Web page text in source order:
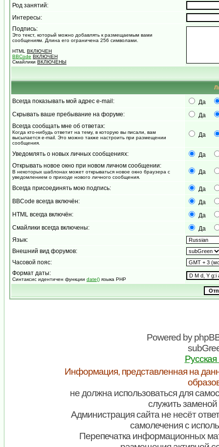
Род занятий:
Интересы:
Подпись:
Это текст, который можно добавлять к размещаемым вами
сообщениям. Длина его ограничена 256 символами.
HTML ВКЛЮЧЕН
BBCode ВКЛЮЧЕН
Смайлики ВКЛЮЧЕНЫ
Всегда показывать мой адрес e-mail:
Да
Скрывать ваше пребывание на форуме:
Да
Всегда сообщать мне об ответах:
Когда кто-нибудь ответит на тему, в которую вы писали, вам
высылается e-mail. Это можно также настроить при размещении
сообщения.
Да
Уведомлять о новых личных сообщениях:
Да
Открывать новое окно при новом личном сообщении:
В некоторых шаблонах может открываться новое окно браузера с
уведомлением о приходе нового личного сообщения.
Да
Всегда присоединять мою подпись:
Да
BBCode всегда включён:
Да
HTML всегда включён:
Да
Смайлики всегда включены:
Да
Язык:
Внешний вид форумов:
Часовой пояс:
Формат даты:
Синтаксис идентичен функции date() языка PHP
Powered by
Информация, представленная на
не должна использоваться для
служить заменой
Администрация сайта не несёт
самолечения с
Перепечатка информационных